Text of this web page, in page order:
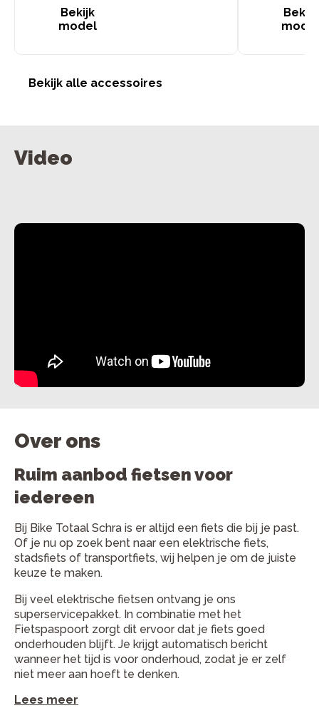
Bekijk
model
Bekijk
Bekijk alle accessoires
Video
Over ons
Ruim aanbod fietsen voor
iedereen
Bij Bike Totaal Schra is er altijd een fiets die bij je past.
Of je nu op zoek bent naar een elektrische fiets,
stadsfiets of transportfiets, wij helpen je om de juiste
keuze te maken.
Bij veel elektrische fietsen ontvang je ons
superservicepakket. In combinatie met het
Fietspaspoort zorgt dit ervoor dat je fiets goed
onderhouden blijft. Je krijgt automatisch bericht
wanneer het tijd is voor onderhoud, zodat je er zelf
niet meer aan hoeft te denken.
Lees meer